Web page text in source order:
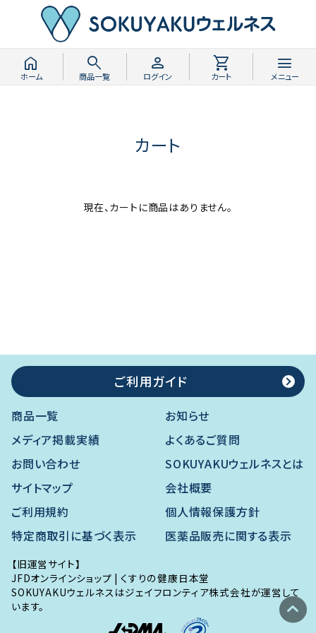
home
ホーム
search
商品一覧
person
ログイン
shopping_cart
カート
menu
メニュー
カート
現在、カートに商品はありません。
ご利用ガイド
商品一覧
お知らせ
メディア掲載実績
よくあるご質問
お問い合わせ
SOKUYAKUウェルネスとは
サイトマップ
会社概要
ご利用規約
個人情報保護方針
特定商取引に基づく表示
医薬品販売に関する表示
【旧運営サイト】
JFDオンラインショップ |くすりの健康日本堂
SOKUYAKUウェルネスはジェイフロンティア株式会社が運営して
います。
expand_circle_up